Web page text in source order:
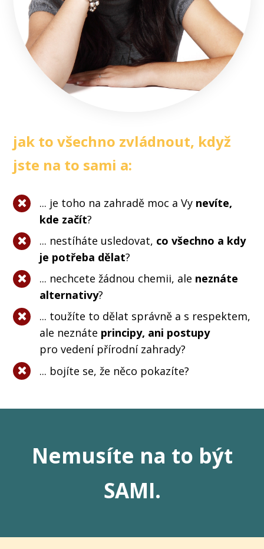
jak to všechno zvládnout, když
jste na to sami a:
... je toho na zahradě moc a Vy nevíte,
kde začít?
... nestíháte usledovat, co všechno a kdy
je potřeba dělat?
... nechcete žádnou chemii, ale neznáte
alternativy?
... toužíte to dělat správně a s respektem,
ale neznáte principy, ani postupy
pro vedení přírodní zahrady?
... bojíte se, že něco pokazíte?
Nemusíte na to být
SAMI.